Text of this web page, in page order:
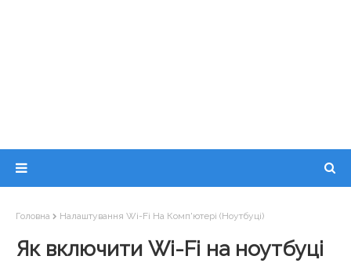
Головна Налаштування Wi-Fi На Комп'ютері (ноутбуці)
Як включити Wi-Fi на ноутбуці